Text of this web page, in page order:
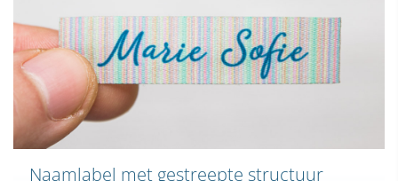
Naamlabel met gestreepte structuur